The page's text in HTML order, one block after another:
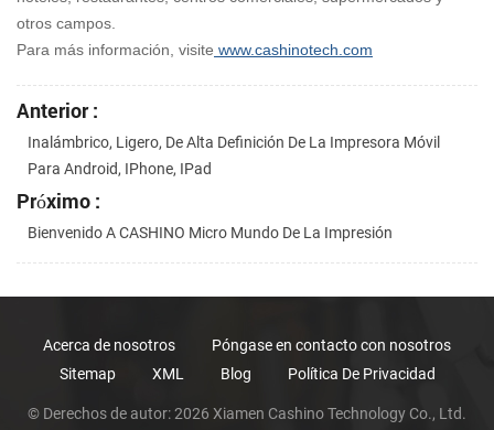
otros campos.
Para más información, visite www.cashinotech.com
Anterior :
Inalámbrico, Ligero, De Alta Definición De La Impresora Móvil
Para Android, IPhone, IPad
Próximo :
Bienvenido A CASHINO Micro Mundo De La Impresión
Acerca de nosotros
Póngase en contacto con nosotros
Sitemap
XML Blog Política De Privacidad
© Derechos de autor: 2026 Xiamen Cashino Technology Co., Ltd.